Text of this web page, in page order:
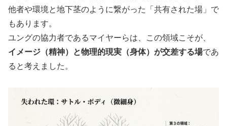
他者や環境と地下茎のように繋がった「共有された場」で
もあります。
ユングの協力者であるマイヤーらは、この領域こそが、
イメージ（精神）と物理的現実（身体）が交差する場であ
ると考えました。